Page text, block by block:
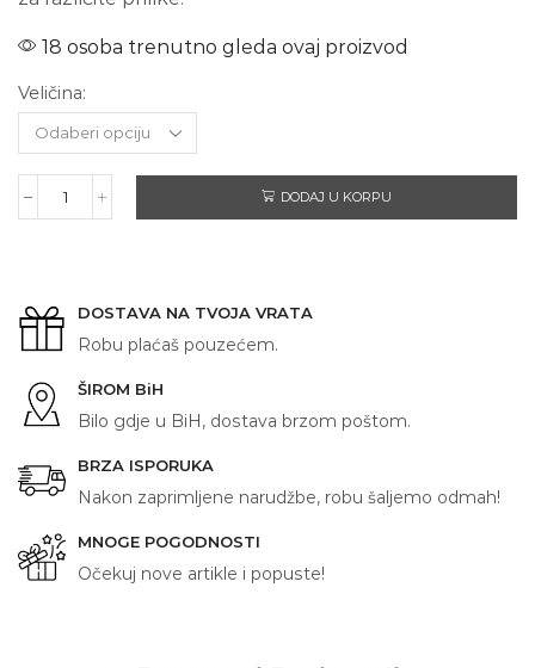
18 osoba trenutno gleda ovaj proizvod
Veličina:
MLADA
DODAJ U KORPU
DOSTAVA NA TVOJA VRATA
Robu plaćaš pouzećem.
ŠIROM BiH
Bilo gdje u BiH, dostava brzom poštom.
BRZA ISPORUKA
Nakon zaprimljene narudžbe, robu šaljemo odmah!
MNOGE POGODNOSTI
Očekuj nove artikle i popuste!